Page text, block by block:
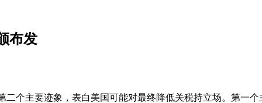
布发
主要迹象，表白美国可能对最终降低关税持立场。第一个